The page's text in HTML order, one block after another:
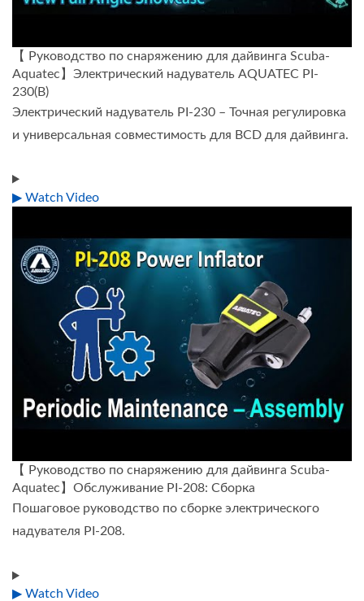
【 Руководство по снаряжению для дайвинга Scuba-
Aquatec】Электрический надуватель AQUATEC PI-
230(B)
Электрический надуватель PI-230 – Точная регулировка
и универсальная совместимость для BCD для дайвинга.
▶ Watch Video
【 Руководство по снаряжению для дайвинга Scuba-
Aquatec】Обслуживание PI-208: Сборка
Пошаговое руководство по сборке электрического
надувателя PI-208.
▶ Watch Video